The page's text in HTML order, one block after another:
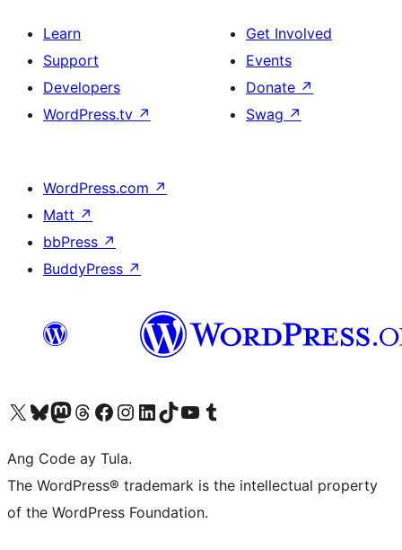
Learn
Support
Developers
WordPress.tv ↗
Get Involved
Events
Donate ↗
Swag ↗
WordPress.com ↗
Matt ↗
bbPress ↗
BuddyPress ↗
Visit our X (formerly Twitter) account
Bisitahin ang aming Bluesky account
Visit our Mastodon account
Bisitahin ang aming Threads account
Visit our Facebook page
Visit our Instagram account
Visit our LinkedIn account
Bisitahin ang aming TikTok account
Visit our YouTube channel
Bisitahin ang aming Tumblr account
Ang Code ay Tula.
The WordPress® trademark is the intellectual property
of the WordPress Foundation.